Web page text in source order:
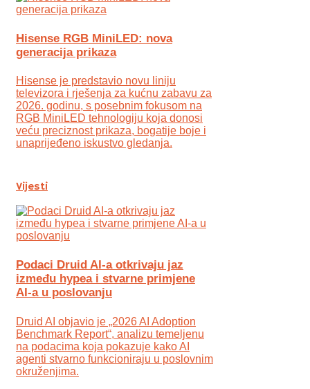
Hisense RGB MiniLED: nova
generacija prikaza
Hisense je predstavio novu liniju
televizora i rješenja za kućnu zabavu za
2026. godinu, s posebnim fokusom na
RGB MiniLED tehnologiju koja donosi
veću preciznost prikaza, bogatije boje i
unaprijeđeno iskustvo gledanja.
Vijesti
Podaci Druid AI-a otkrivaju jaz
između hypea i stvarne primjene
AI-a u poslovanju
Druid AI objavio je „2026 AI Adoption
Benchmark Report“, analizu temeljenu
na podacima koja pokazuje kako AI
agenti stvarno funkcioniraju u poslovnim
okruženjima.